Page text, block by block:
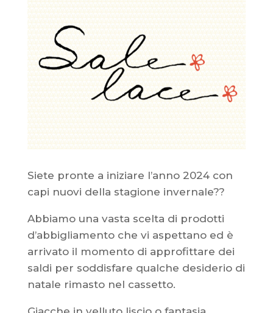
Siete pronte a iniziare l’anno 2024 con
capi nuovi della stagione invernale??
Abbiamo una vasta scelta di prodotti
d’abbigliamento che vi aspettano ed è
arrivato il momento di approfittare dei
saldi per soddisfare qualche desiderio di
natale rimasto nel cassetto.